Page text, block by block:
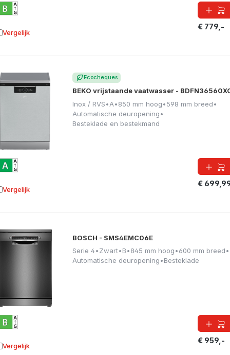
€ 779,-
Vergelijk aan vergelijking
Ecocheques
BEKO vrijstaande vaatwasser -
Inox / RVS•A•850 mm hoog•598 mm breed•
Automatische deuropening•
Besteklade en bestekmand
€
Vergelijk aan vergelijking
BOSCH - SMS4EMC06E
Serie 4•Zwart•B•845 mm hoog•600 mm breed•
Automatische deuropening•Besteklade
€ 959,-
Vergelijk aan vergelijking